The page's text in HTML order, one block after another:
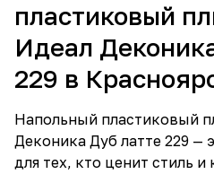
пластиковый
Идеал
229 в
Напольный пластиковый
Деконика Дуб латте 229 —
для тех, кто ценит стиль и